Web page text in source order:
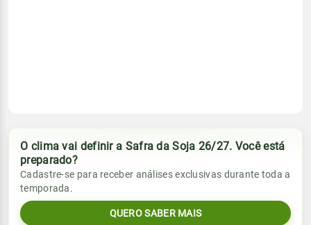
O clima vai definir a Safra da Soja 26/27. Você está
preparado?
Cadastre-se para receber análises exclusivas durante toda a
temporada.
QUERO SABER MAIS